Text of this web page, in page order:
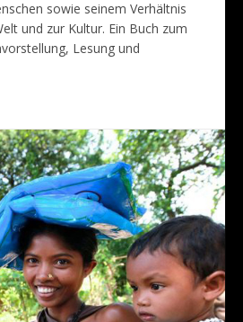
sowie seinem Verhältnis
und zur Kultur. Ein Buch zum
Lesung und